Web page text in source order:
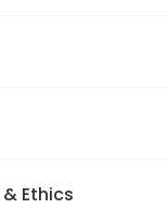
Ethics